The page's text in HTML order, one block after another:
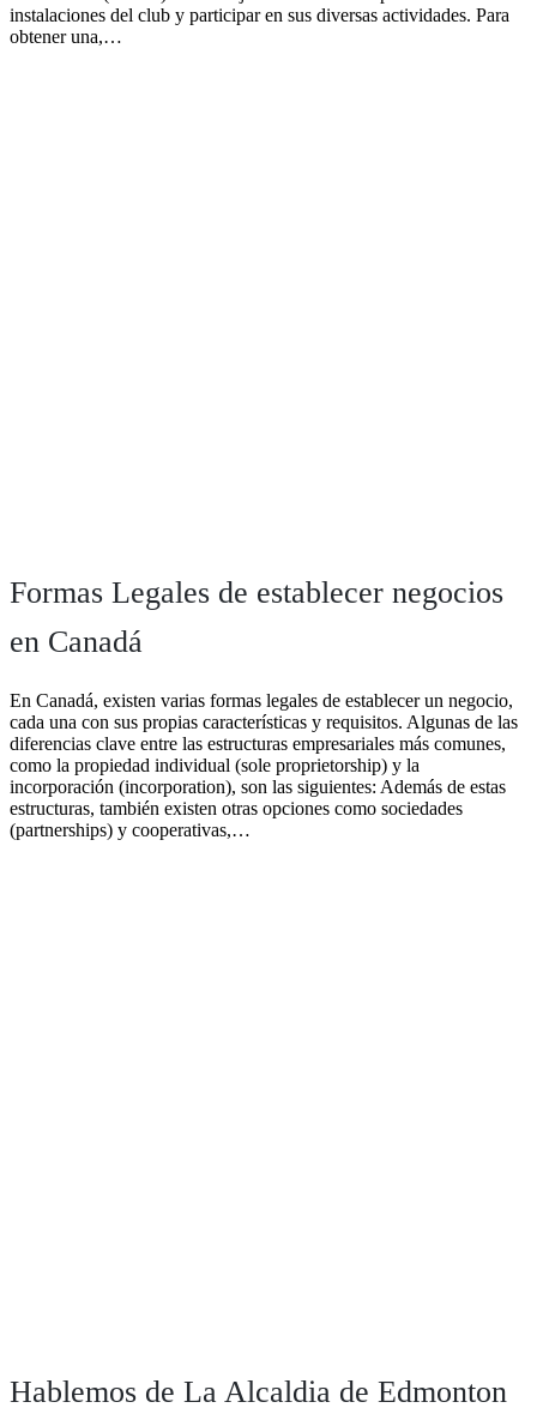
instalaciones del club y participar en sus diversas actividades. Para
obtener una,…
Formas Legales de establecer negocios
en Canadá
En Canadá, existen varias formas legales de establecer un negocio,
cada una con sus propias características y requisitos. Algunas de las
diferencias clave entre las estructuras empresariales más comunes,
como la propiedad individual (sole proprietorship) y la
incorporación (incorporation), son las siguientes: Además de estas
estructuras, también existen otras opciones como sociedades
(partnerships) y cooperativas,…
Hablemos de La Alcaldia de Edmonton